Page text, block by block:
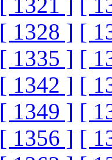
[ 1321 ] [
[ 1328 ] [
[ 1335 ] [
[ 1342 ] [
[ 1349 ] [
[ 1356 ] [